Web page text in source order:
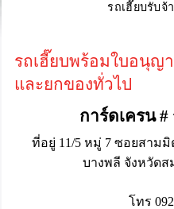
รถเฮี๊ยบรับจ้
รถเฮี๊ยบพร้อมใบอนุญ
และยกของทั่วไป
การ์ดเครน #
ที่อยู่ 11/5 หมู่ 7 ซอยสาม
บางพลี จังหวัดส
โทร